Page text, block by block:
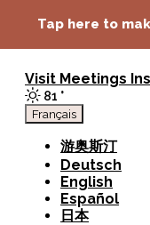
Tap here to
Visit Meetings
81 °
Français
游奥斯汀
Deutsch
English
Español
日本